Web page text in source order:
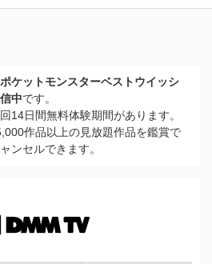
ポケットモンスターベストウイッシ
中です。
14日間無料体験期間があります。
作品以上の見放題作品を鑑賞で
ンセルできます。